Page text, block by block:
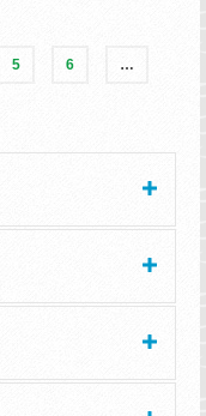
5 6 …